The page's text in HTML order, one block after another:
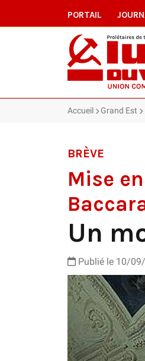
PORTAIL
Accueil Grand Est
BRÈVE
Mise
Un
Publié le 10/